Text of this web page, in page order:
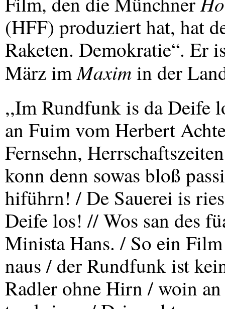
(HFF) produziert hat, hat
Raketen. Demokratie“. Er
März imMaximin der
,,Im Rundfunk is da Deife
an Fuim vom Herbert
Fernsehn,
konn denn sowas bloß
hiführn! / De Sauerei is
Deife los! // Wos san des
Minista Hans. / So ein
naus / der Rundfunk ist
Radler ohne Hirn / woin